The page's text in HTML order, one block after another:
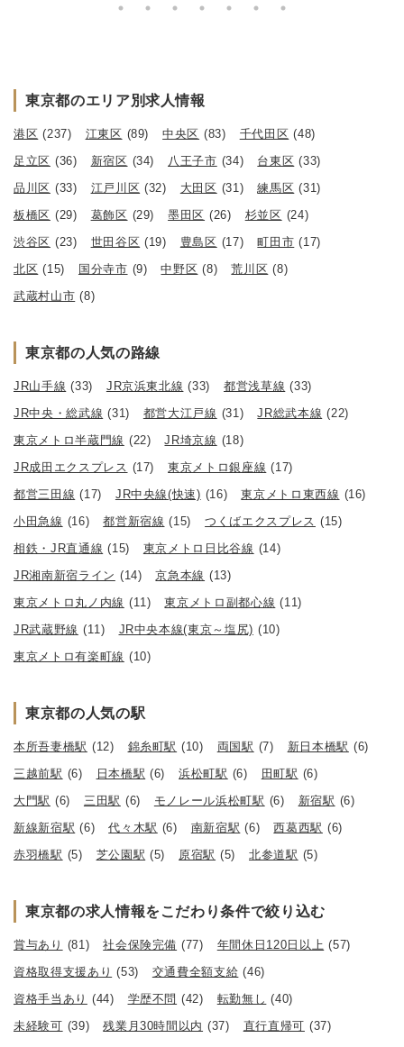
東京都のエリア別求人情報
港区 (237) 江東区 (89) 中央区 (83) 千代田区 (48)
足立区 (36) 新宿区 (34) 八王子市 (34) 台東区 (33)
品川区 (33) 江戸川区 (32) 大田区 (31) 練馬区 (31)
板橋区 (29) 葛飾区 (29) 墨田区 (26) 杉並区 (24)
渋谷区 (23) 世田谷区 (19) 豊島区 (17) 町田市 (17)
北区 (15) 国分寺市 (9) 中野区 (8) 荒川区 (8)
武蔵村山市 (8)
東京都の人気の路線
JR山手線 (33) JR京浜東北線 (33) 都営浅草線 (33)
JR中央・総武線 (31) 都営大江戸線 (31) JR総武本線 (22)
東京メトロ半蔵門線 (22) JR埼京線 (18)
JR成田エクスプレス (17) 東京メトロ銀座線 (17)
都営三田線 (17) JR中央線(快速) (16) 東京メトロ東西線 (16)
小田急線 (16) 都営新宿線 (15) つくばエクスプレス (15)
相鉄・JR直通線 (15) 東京メトロ日比谷線 (14)
JR湘南新宿ライン (14) 京急本線 (13)
東京メトロ丸ノ内線 (11) 東京メトロ副都心線 (11)
JR武蔵野線 (11) JR中央本線(東京～塩尻) (10)
東京メトロ有楽町線 (10)
東京都の人気の駅
本所吾妻橋駅 (12) 錦糸町駅 (10) 両国駅 (7) 新日本橋駅 (6)
三越前駅 (6) 日本橋駅 (6) 浜松町駅 (6) 田町駅 (6)
大門駅 (6) 三田駅 (6) モノレール浜松町駅 (6) 新宿駅 (6)
新線新宿駅 (6) 代々木駅 (6) 南新宿駅 (6) 西葛西駅 (6)
赤羽橋駅 (5) 芝公園駅 (5) 原宿駅 (5) 北参道駅 (5)
東京都の求人情報をこだわり条件で絞り込む
賞与あり (81) 社会保険完備 (77) 年間休日120日以上 (57)
資格取得支援あり (53) 交通費全額支給 (46)
資格手当あり (44) 学歴不問 (42) 転勤無し (40)
未経験可 (39) 残業月30時間以内 (37) 直行直帰可 (37)